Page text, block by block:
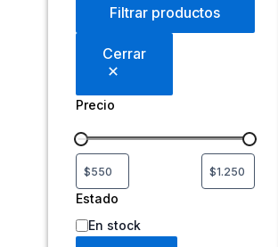
Filtrar productos
Cerrar
Precio
Estado
En stock